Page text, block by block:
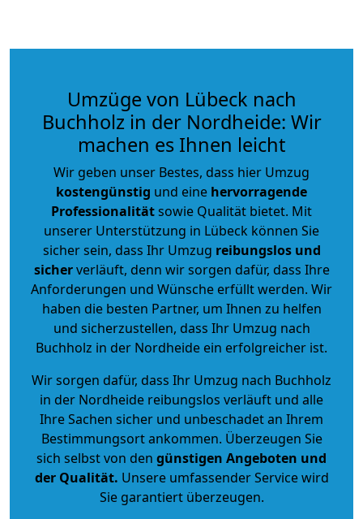
Umzüge von Lübeck nach
Buchholz in der Nordheide: Wir
machen es Ihnen leicht
Wir geben unser Bestes, dass hier Umzug
kostengünstig und eine hervorragende
Professionalitätsowie Qualität bietet. Mit
unserer Unterstützung in Lübeck können Sie
sicher sein, dass Ihr Umzug reibungslos und
sicherverläuft, denn wir sorgen dafür, dass Ihre
Anforderungen und Wünsche erfüllt werden. Wir
haben die besten Partner, um Ihnen zu helfen
und sicherzustellen, dass Ihr Umzug nach
Buchholz in der Nordheide ein erfolgreicher ist.
Wir sorgen dafür, dass Ihr Umzug nach Buchholz
in der Nordheide reibungslos verläuft und alle
Ihre Sachen sicher und unbeschadet an Ihrem
Bestimmungsort ankommen. Überzeugen Sie
sich selbst von den günstigen Angeboten und
der Qualität. Unsere umfassender Service wird
Sie garantiert überzeugen.